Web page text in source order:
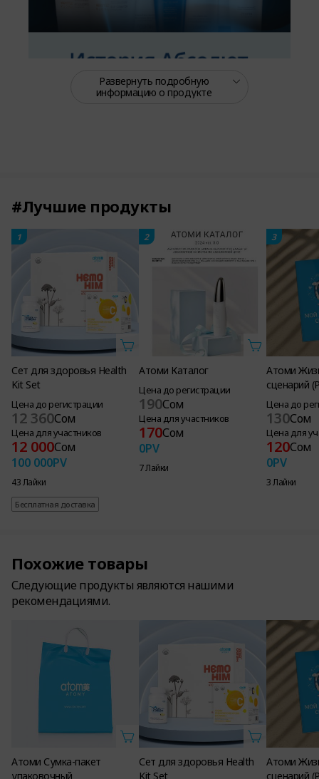
Развернуть подробную
информацию о продукте
#Лучшие продукты
1
Сет для здоровья Health
Kit Set
Цена до регистрации
12 360Сом
Цена для участников
12 000Сом
100 000PV
43 Лайки
Бесплатная доставка
2
Атоми Каталог
Цена до регистрации
190Сом
Цена для участников
170Сом
0PV
7 Лайки
3
Атоми
сценарий
Цена до
130Сом
Цена для
120Сом
0PV
3 Лайки
Похожие товары
Следующие продукты являются нашими
рекомендациями.
Атоми Сумка-пакет
упаковочный
Сет для здоровья Health
Kit Set
Атоми
сценарий